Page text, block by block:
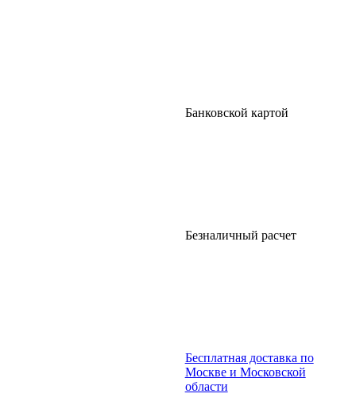
Банковской картой
Безналичный расчет
Бесплатная доставка по
Москве и Московской
области